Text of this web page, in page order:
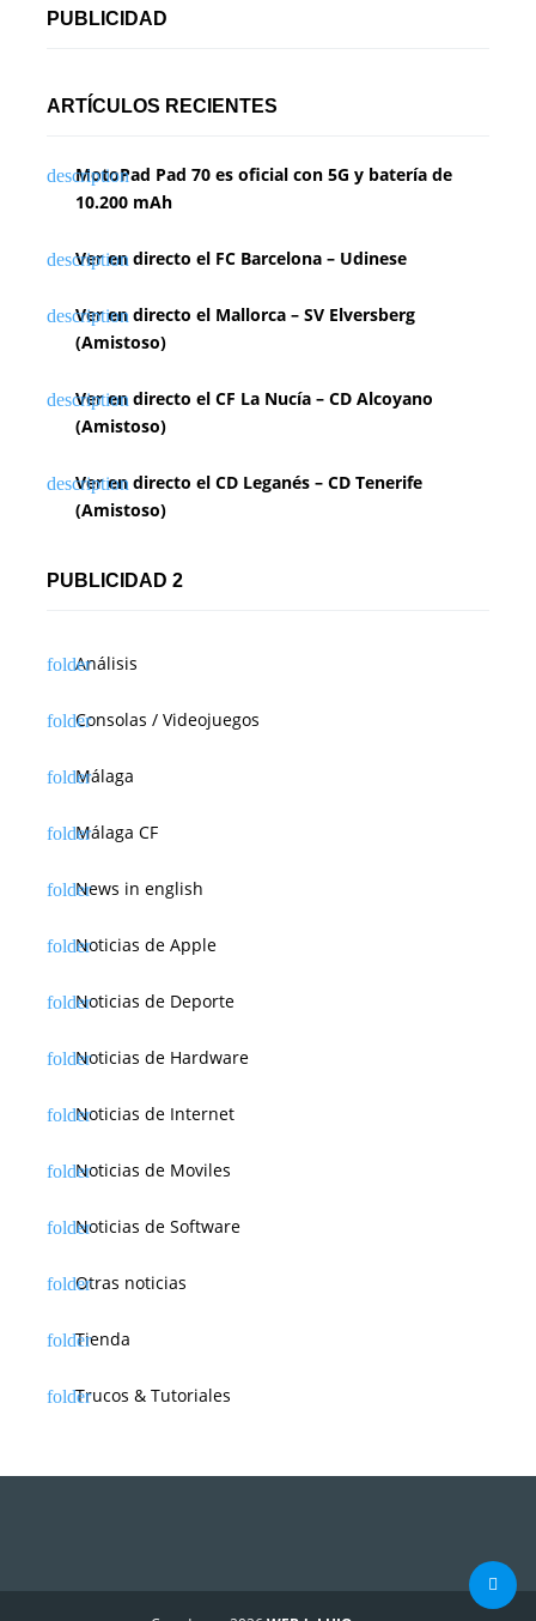
PUBLICIDAD
ARTÍCULOS RECIENTES
MotoPad Pad 70 es oficial con 5G y batería de
10.200 mAh
Ver en directo el FC Barcelona – Udinese
Ver en directo el Mallorca – SV Elversberg
(Amistoso)
Ver en directo el CF La Nucía – CD Alcoyano
(Amistoso)
Ver en directo el CD Leganés – CD Tenerife
(Amistoso)
PUBLICIDAD 2
Análisis
Consolas / Videojuegos
Málaga
Málaga CF
News in english
Noticias de Apple
Noticias de Deporte
Noticias de Hardware
Noticias de Internet
Noticias de Moviles
Noticias de Software
Otras noticias
Tienda
Trucos & Tutoriales